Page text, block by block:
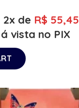
2x de R$ 55,45
á vista no PIX